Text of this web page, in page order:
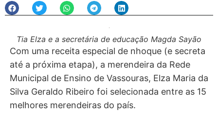
Tia Elza e a secretária de educação Magda Sayão
Com uma receita especial de nhoque (e secreta
até a próxima etapa), a merendeira da Rede
Municipal de Ensino de Vassouras, Elza Maria da
Silva Geraldo Ribeiro foi selecionada entre as 15
melhores merendeiras do país.